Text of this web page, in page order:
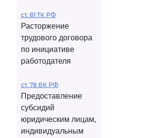
ст. 81 ТК РФ
Расторжение
трудового договора
по инициативе
работодателя
ст. 78 БК РФ
Предоставление
субсидий
юридическим лицам,
индивидуальным